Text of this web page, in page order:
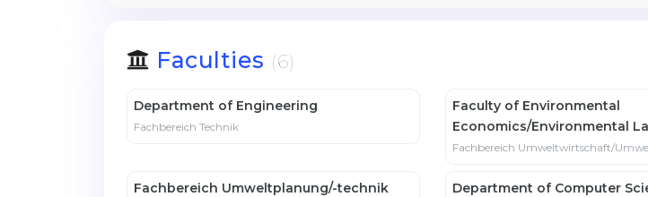
Faculties (6)
Department of Engineering
Fachbereich Technik
Faculty of Environmental
Economics/Environmental
Fachbereich Umweltwirtschaft/
Fachbereich Umweltplanung/-technik Department of Computer